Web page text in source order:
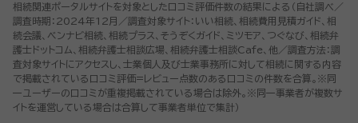
相続関連ポータルサイトを対象とした口コミ評価件数の結果による（自社調べ／
調査時期：2024年12月／調査対象サイト：いい相続、相続費用見積ガイド、相
続会議、ベンナビ相続、相続プラス、そうぞくガイド、ミツモア、つぐなび、相続弁
護士ドットコム、相続弁護士相談広場、相続弁護士相談Cafe、他／調査方法：調
査対象サイトにアクセスし、士業個人及び士業事務所に対して相続に関する内容
で掲載されている口コミ評価=レビュー点数のある口コミの件数を合算。※同
一ユーザーの口コミが重複掲載されている場合は除外。※同一事業者が複数サ
イトを運営している場合は合算して事業者単位で集計）